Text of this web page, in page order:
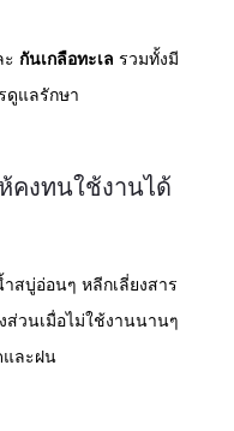
กันเกลือทะเล รวมทั้งมี
ดูแลรักษา
คงทนใช้งานได้
สบู่อ่อนๆ หลีกเลี่ยงสาร
ส่วนเมื่อไม่ใช้งานนานๆ
และฝน